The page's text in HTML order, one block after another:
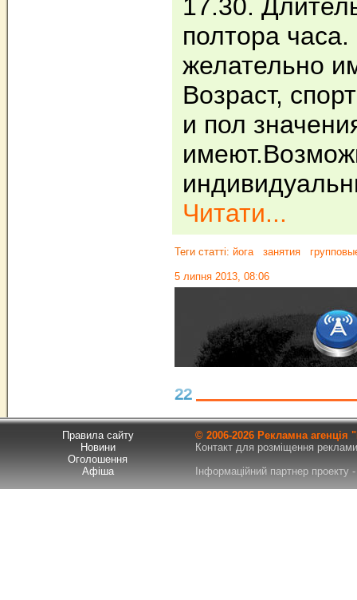
17.30.
полтора
желательно
Возраст,
и пол
Читати...
Теги статті: йога занятия
5 липня 2013, 08:06
22
Правила сайту
Новини
Оголошення
Афіша
© 2006-2026 Рекламна
Контакт для розміщення
Інформаційний партнер проекту